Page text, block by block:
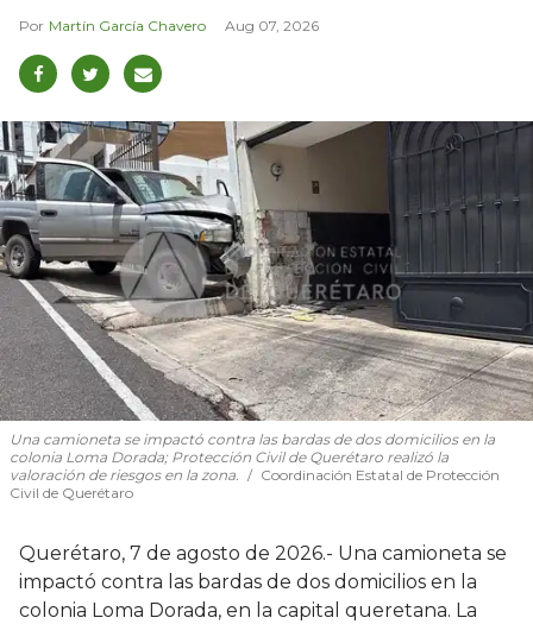
Martín García Chavero Aug 07, 2026
Una camioneta se impactó contra las bardas de dos domicilios en la
colonia Loma Dorada; Protección Civil de Querétaro realizó la
valoración de riesgos en la zona.
Coordinación Estatal de Protección
Civil de Querétaro
Querétaro, 7 de agosto de 2026.- Una camioneta se
impactó contra las bardas de dos domicilios en la
colonia Loma Dorada, en la capital queretana. La